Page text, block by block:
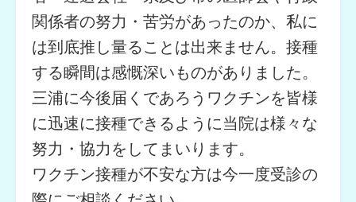
関係者の努力・苦労があったのか、私に
は到底推し量ることは出来ません。接種
する瞬間は感慨深いものがありました。
三浦に今後届くであろうワクチンを皆様
に迅速に接種できるように当院は様々な
努力・協力をしてまいります。
ワクチン接種が不安な方は今一度受診の